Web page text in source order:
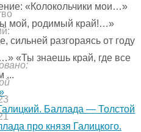
«Колокольчики мои…»
мой, родимый край!…»
сильней разгораясь от году
«Ты знаешь край, где все
...
Баллада — Толстой
про князя Галицкого.